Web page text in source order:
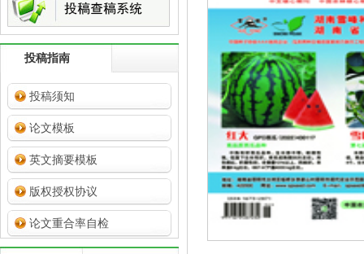
投稿指南
投稿须知
论文模板
英文摘要模板
版权授权协议
论文重合率自检